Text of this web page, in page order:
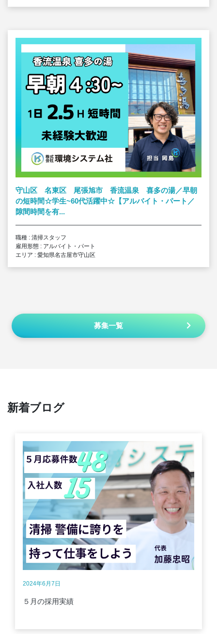
守山区 名東区 尾張旭市 香流温泉 喜多の湯／早朝
の短時間☆学生~60代活躍中☆【アルバイト・パート／
隙間時間を有...
職種 : 清掃スタッフ
雇用形態 : アルバイト・パート
エリア : 愛知県名古屋市守山区
募集一覧
新着ブログ
2024年6月7日
５月の採用実績